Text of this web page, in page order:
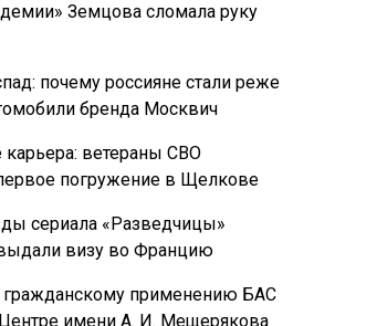
Земцова сломала руку
почему россияне стали реже
бренда Москвич
карьера: ветераны СВО
погружение в Щелкове
сериала «Разведчицы»
визу во Францию
гражданскому применению БАС
Центре имени А. И. Мещерякова